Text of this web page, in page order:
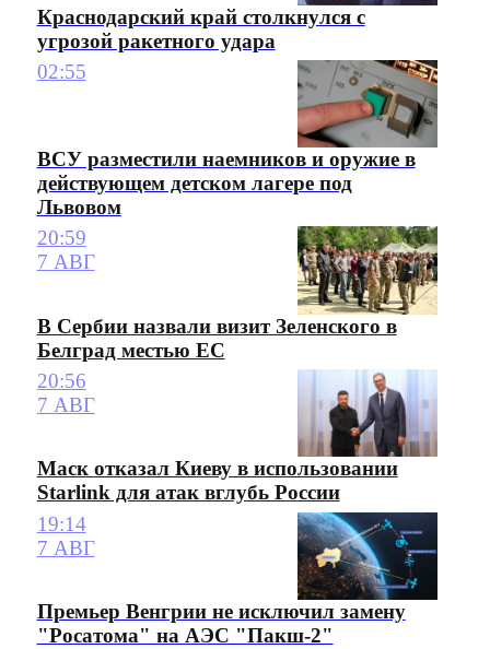
Краснодарский край столкнулся с
угрозой ракетного удара
02:55
ВСУ разместили наемников и оружие в
действующем детском лагере под
Львовом
20:59
7 АВГ
В Сербии назвали визит Зеленского в
Белград местью ЕС
20:56
7 АВГ
Маск отказал Киеву в использовании
Starlink для атак вглубь России
19:14
7 АВГ
Премьер Венгрии не исключил замену
"Росатома" на АЭС "Пакш-2"